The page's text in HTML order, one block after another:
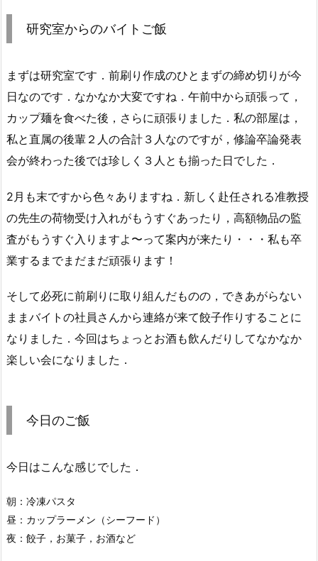
研究室からのバイトご飯
まずは研究室です．前刷り作成のひとまずの締め切りが今
日なのです．なかなか大変ですね．午前中から頑張って，
カップ麺を食べた後，さらに頑張りました．私の部屋は，
私と直属の後輩２人の合計３人なのですが，修論卒論発表
会が終わった後では珍しく３人とも揃った日でした．
2月も末ですから色々ありますね．新しく赴任される准教授
の先生の荷物受け入れがもうすぐあったり，高額物品の監
査がもうすぐ入りますよ〜って案内が来たり・・・私も卒
業するまでまだまだ頑張ります！
そして必死に前刷りに取り組んだものの，できあがらない
ままバイトの社員さんから連絡が来て餃子作りすることに
なりました．今回はちょっとお酒も飲んだりしてなかなか
楽しい会になりました．
今日のご飯
今日はこんな感じでした．
朝：冷凍パスタ
昼：カップラーメン（シーフード）
夜：餃子，お菓子，お酒など